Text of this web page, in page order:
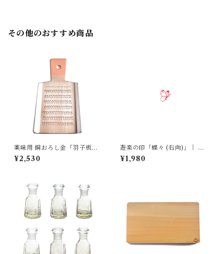
その他のおすすめ商品
薬味用 銅おろし金「羽子板」
｜ 大矢製作所
¥2,530
遊楽の印「蝶々 (右向)」｜ 工
房 蓮
¥1,980